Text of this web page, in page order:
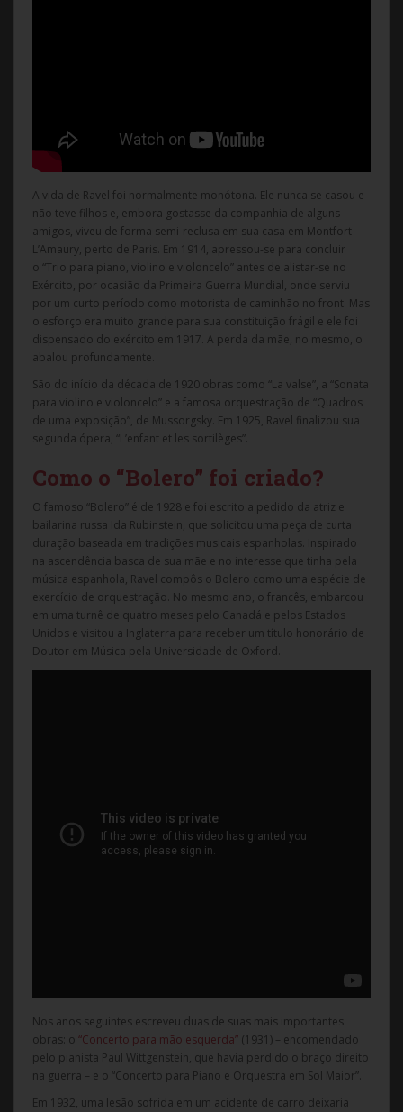
A vida de Ravel foi normalmente monótona. Ele nunca se casou e
não teve filhos e, embora gostasse da companhia de alguns
amigos, viveu de forma semi-reclusa em sua casa em Montfort-
L’Amaury, perto de Paris. Em 1914, apressou-se para concluir
o “Trio para piano, violino e violoncelo” antes de alistar-se no
Exército, por ocasião da Primeira Guerra Mundial, onde serviu
por um curto período como motorista de caminhão no front. Mas
o esforço era muito grande para sua constituição frágil e ele foi
dispensado do exército em 1917. A perda da mãe, no mesmo, o
abalou profundamente.
São do início da década de 1920 obras como “La valse”, a “Sonata
para violino e violoncelo” e a famosa orquestração de “Quadros
de uma exposição”, de Mussorgsky. Em 1925, Ravel finalizou sua
segunda ópera, “L’enfant et les sortilèges”.
Como o “Bolero” foi criado?
O famoso “Bolero” é de 1928 e foi escrito a pedido da atriz e
bailarina russa Ida Rubinstein, que solicitou uma peça de curta
duração baseada em tradições musicais espanholas. Inspirado
na ascendência basca de sua mãe e no interesse que tinha pela
música espanhola, Ravel compôs o Bolero como uma espécie de
exercício de orquestração. No mesmo ano, o francês, embarcou
em uma turnê de quatro meses pelo Canadá e pelos Estados
Unidos e visitou a Inglaterra para receber um título honorário de
Doutor em Música pela Universidade de Oxford.
Nos anos seguintes escreveu duas de suas mais importantes
obras: o “Concerto para mão esquerda” (1931) – encomendado
pelo pianista Paul Wittgenstein, que havia perdido o braço direito
na guerra – e o “Concerto para Piano e Orquestra em Sol Maior”.
Em 1932, uma lesão sofrida em um acidente de carro deixaria